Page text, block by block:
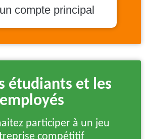
compte principal
étudiants et les
employés
participer à un jeu
compétitif